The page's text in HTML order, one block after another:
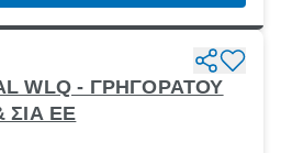
WLQ - ΓΡΗΓΟΡΑΤΟΥ
ΣΙΑ ΕΕ